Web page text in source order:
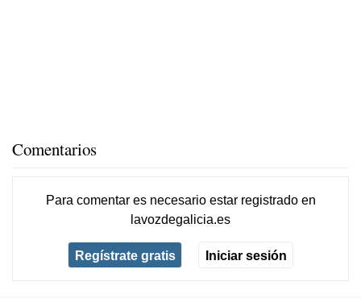
Comentarios
Para comentar es necesario estar registradoen
lavozdegalicia.es
Regístrate gratis Iniciar sesión